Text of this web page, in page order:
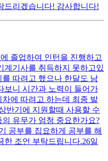
드리겠습니다! 감사합니다!
졸업하여 인턴을 진행하고
계기사를 취득하지 못하고있
따려고 했으나 한달도 남
보니 시간과 노력이 들어가
에 따려고 하는데 최종 발
반기에 지원할때 사용할 수
유무가 엄청 중요한가요?
공부를 집요하게 공부를 해
한 조언 부탁드립니다.26일